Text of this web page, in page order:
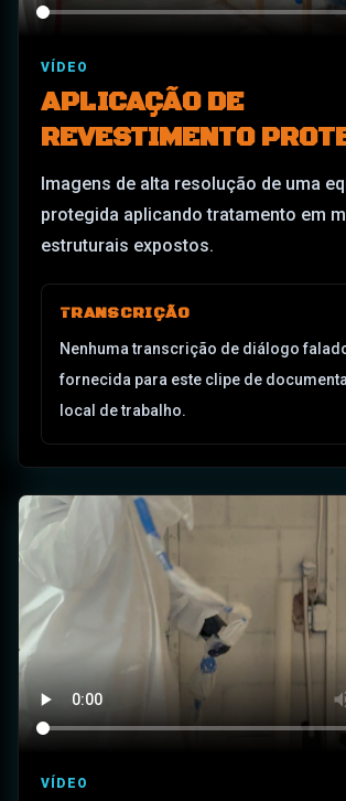
VÍDEO
APLICAÇÃO DE
REVESTIMENTO
Imagens de alta resolução de uma
protegida aplicando tratamento em
estruturais expostos.
TRANSCRIÇÃO
Nenhuma transcrição de diálogo
fornecida para este clipe de
local de trabalho.
VÍDEO